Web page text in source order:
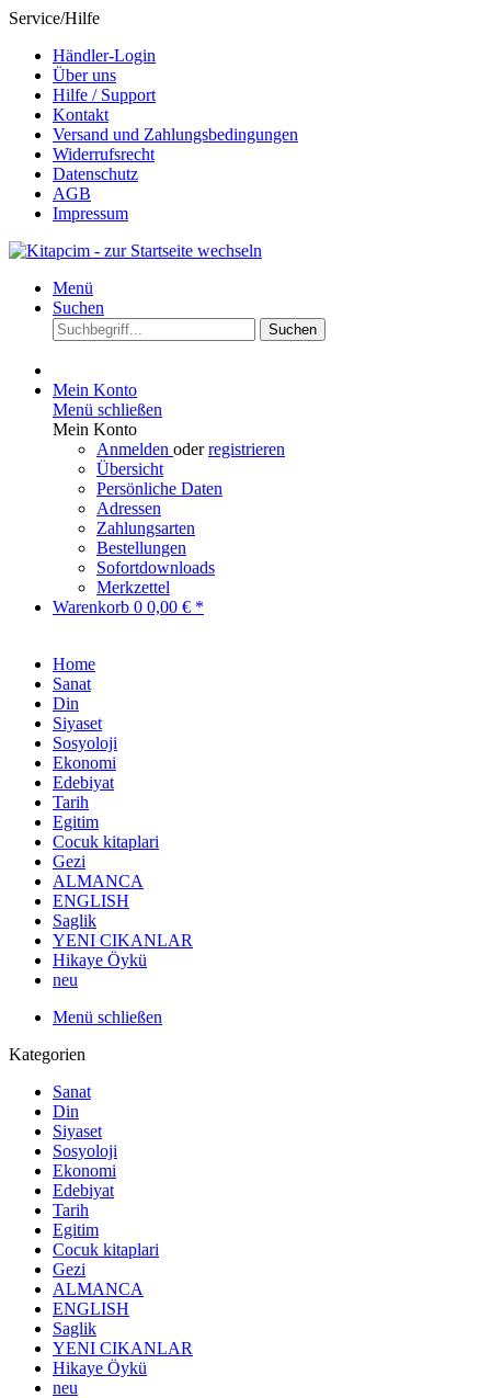
Service/Hilfe
Händler-Login
Über uns
Hilfe / Support
Kontakt
Versand und Zahlungsbedingungen
Widerrufsrecht
Datenschutz
AGB
Impressum
Menü
Suchen
Suchen
Mein Konto
Menü schließen
Mein Konto
Anmelden oderregistrieren
Übersicht
Persönliche Daten
Adressen
Zahlungsarten
Bestellungen
Sofortdownloads
Merkzettel
Warenkorb 0 0,00 € *
Home
Sanat
Din
Siyaset
Sosyoloji
Ekonomi
Edebiyat
Tarih
Egitim
Cocuk kitaplari
Gezi
ALMANCA
ENGLISH
Saglik
YENI CIKANLAR
Hikaye Öykü
neu
Menü schließen
Kategorien
Sanat
Din
Siyaset
Sosyoloji
Ekonomi
Edebiyat
Tarih
Egitim
Cocuk kitaplari
Gezi
ALMANCA
ENGLISH
Saglik
YENI CIKANLAR
Hikaye Öykü
neu